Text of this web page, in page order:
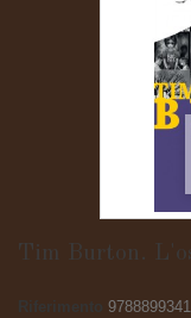
Tim Burton.
Riferimento